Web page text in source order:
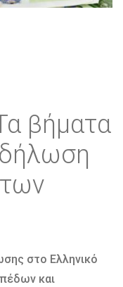
βήματα
στο Ελληνικό
και